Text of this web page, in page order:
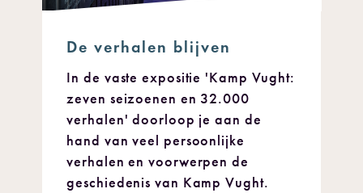
De verhalen blijven
In de vaste expositie 'Kamp Vught:
zeven seizoenen en 32.000
verhalen' doorloop je aan de
hand van veel persoonlijke
verhalen en voorwerpen de
geschiedenis van Kamp Vught.